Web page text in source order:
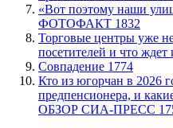
«Вот поэтому наши
ФОТОФАКТ 1832
Торговые центры уже
посетителей и что ждет
​Совпадение 1774
Кто из югорчан в 2026
предпенсионера, и
ОБЗОР СИА-ПРЕСС